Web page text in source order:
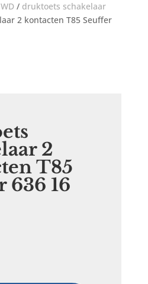
/ druktoets schakelaar
2 kontacten T85 Seuffer
2
T85
636 16